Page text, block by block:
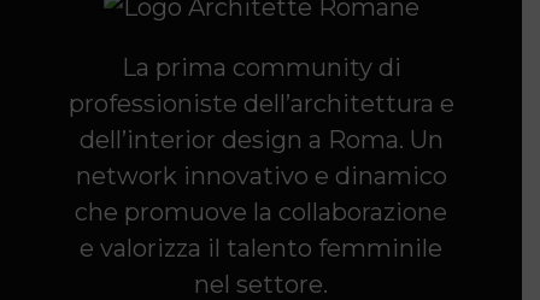
La prima community di
professioniste dell’architettura e
dell’interior design a Roma. Un
network innovativo e dinamico
che promuove la collaborazione
e valorizza il talento femminile
nel settore.